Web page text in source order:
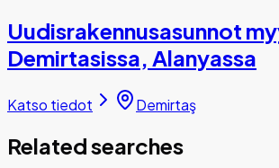
Uudisrakennusasunnot
Demirtasissa, Alanyassa
Katso tiedot Demirtaş
Related searches